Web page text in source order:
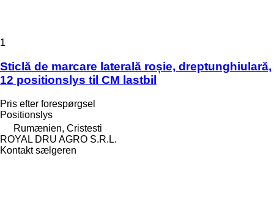
1
Sticlă de marcare laterală roșie, dreptunghiulară,
12 positionslys til CM lastbil
Pris efter forespørgsel
Positionslys
Rumænien, Cristesti
ROYAL DRU AGRO S.R.L.
Kontakt sælgeren